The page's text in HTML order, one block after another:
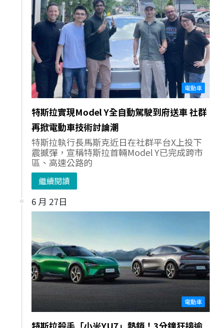
電動車
特斯拉實現Model Y全自動駕駛到府送車 社群
再掀電動車技術討論潮
特斯拉執行長馬斯克近日在社群平台X上投下
震撼彈，宣稱特斯拉首輛Model Y已完成跨市
區、高速公路的
繼續閱讀
6 月 27日
電動車